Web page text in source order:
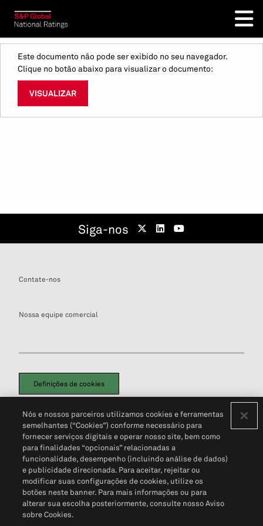
Este documento não pode ser exibido no seu navegador.
Clique no botão abaixo para visualizar o documento:
VISUALIZAR
Siga-nos
Contate-nos
Nossa equipe comercial
Definições de cookies
Política de PrivacidadePortal de privacidade do cliente (em inglês)
Não Venda Minhas Informações Pessoais© 2026 S&P Global
Nós e nossos parceiros utilizamos cookies e ferramentas
semelhantes (“Cookies”) conforme necessário para
fornecer serviços digitais e operar nosso site, bem como
para finalidades “opcionais” relacionadas a
funcionalidade, desempenho (incluindo análise de dados)
e publicidade direcionada. Para aceitar, rejeitar ou
modificar suas configurações de cookies, utilize os
botões neste banner. Para mais informações ou para
alterar sua escolha posteriormente, consulte nosso Aviso
sobre Cookies.